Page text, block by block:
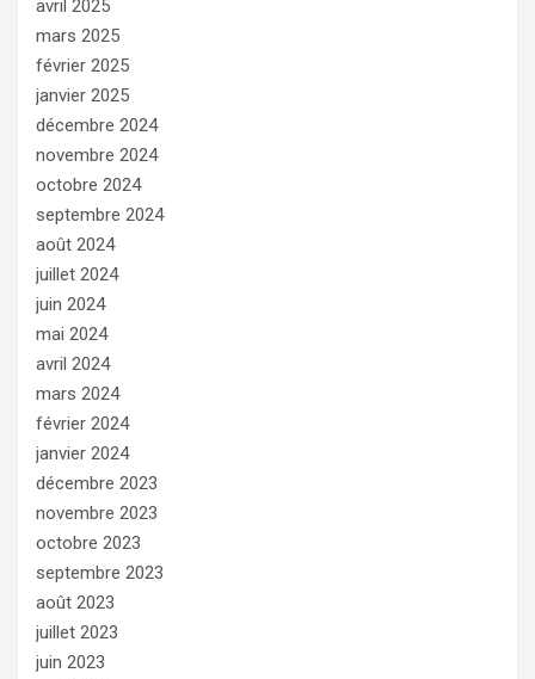
avril 2025
mars 2025
février 2025
janvier 2025
décembre 2024
novembre 2024
octobre 2024
septembre 2024
août 2024
juillet 2024
juin 2024
mai 2024
avril 2024
mars 2024
février 2024
janvier 2024
décembre 2023
novembre 2023
octobre 2023
septembre 2023
août 2023
juillet 2023
juin 2023